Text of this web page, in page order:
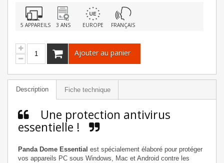
5 APPAREILS 3 ANS EUROPE FRANÇAIS
Ajouter au panier
Description Fiche technique
Une protection antivirus
essentielle !
Panda Dome Essential est spécialement élaboré pour protéger
vos appareils PC sous Windows, Mac et Android contre les